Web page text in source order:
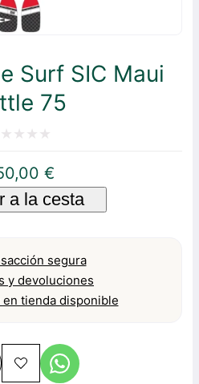
Surf SIC Maui
75
€
a la cesta
segura
y devoluciones
en tienda disponible